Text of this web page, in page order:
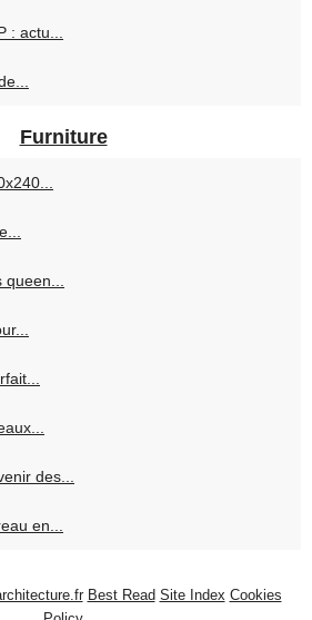
: actu...
Furniture
queen...
des...
en...
Best Read Site Index Cookies